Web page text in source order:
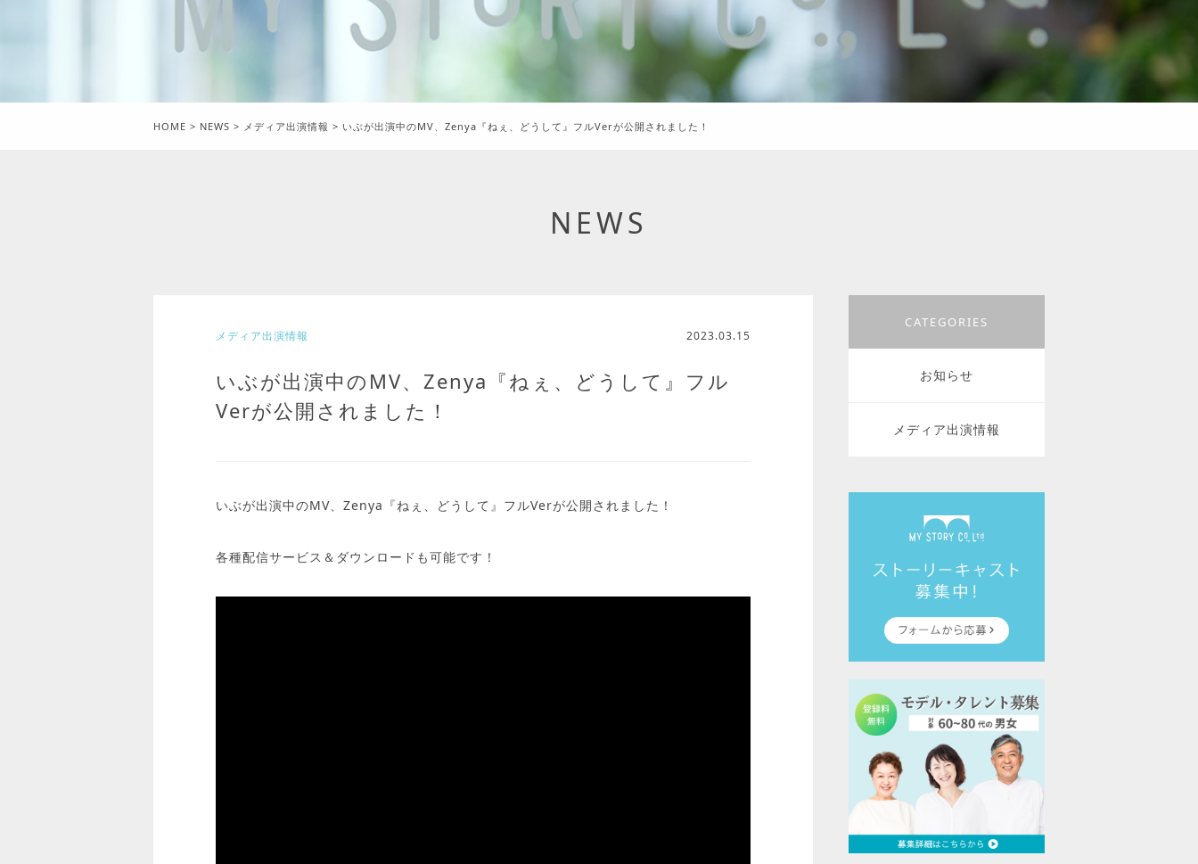
HOME > NEWS > メディア出演情報 > いぶが出演中のMV、Zenya『ねぇ、どうして』フルVerが公開されました！
NEWS
いぶが出演中のMV、Zenya『ねぇ、どうして』フル
Verが公開されました！
メディア出演情報 2023.03.15
いぶが出演中のMV、Zenya『ねぇ、どうして』フルVerが公開されました！
各種配信サービス＆ダウンロードも可能です！
CATEGORIES
お知らせ
メディア出演情報